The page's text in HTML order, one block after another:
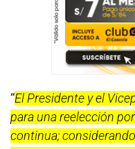
“El Presidente y el
para una reelección
continua;